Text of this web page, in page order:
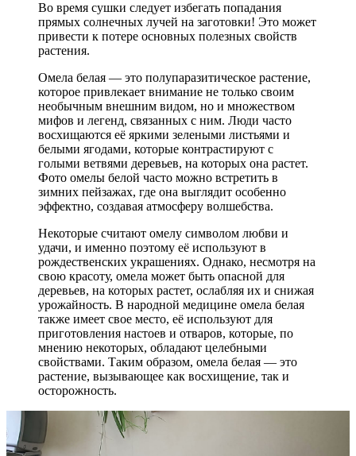
Во время сушки следует избегать попадания
прямых солнечных лучей на заготовки! Это может
привести к потере основных полезных свойств
растения.
Омела белая — это полупаразитическое растение,
которое привлекает внимание не только своим
необычным внешним видом, но и множеством
мифов и легенд, связанных с ним. Люди часто
восхищаются её яркими зелеными листьями и
белыми ягодами, которые контрастируют с
голыми ветвями деревьев, на которых она растет.
Фото омелы белой часто можно встретить в
зимних пейзажах, где она выглядит особенно
эффектно, создавая атмосферу волшебства.
Некоторые считают омелу символом любви и
удачи, и именно поэтому её используют в
рождественских украшениях. Однако, несмотря на
свою красоту, омела может быть опасной для
деревьев, на которых растет, ослабляя их и снижая
урожайность. В народной медицине омела белая
также имеет свое место, её используют для
приготовления настоев и отваров, которые, по
мнению некоторых, обладают целебными
свойствами. Таким образом, омела белая — это
растение, вызывающее как восхищение, так и
осторожность.